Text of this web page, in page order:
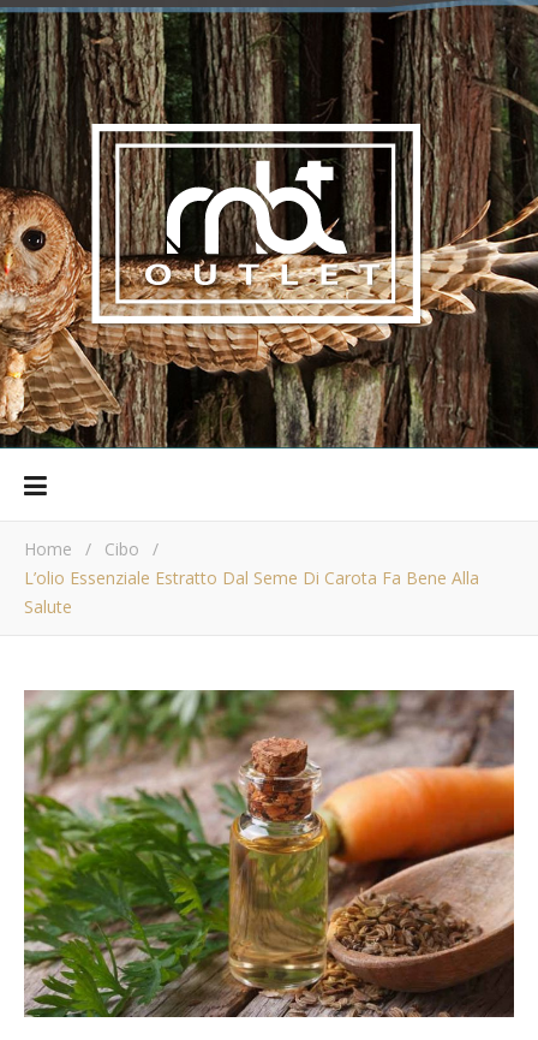
Home / Cibo
/
L’olio Essenziale Estratto Dal Seme Di Carota Fa Bene Alla
Salute